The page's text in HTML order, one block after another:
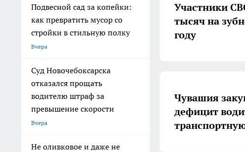
Подвесной сад за копейки:
как превратить мусор со
стройки в стильную полку
Вчера
Суд Новочебоксарска
отказался прощать
водителю штраф за
превышение скорости
Вчера
Не оливковое и даже не
Участники
тысяч на
году
Чувашия
дефицит